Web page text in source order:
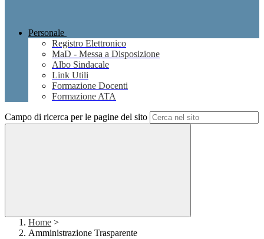
Personale
Registro Elettronico
MaD - Messa a Disposizione
Albo Sindacale
Link Utili
Formazione Docenti
Formazione ATA
Campo di ricerca per le pagine del sito
Home >
Amministrazione Trasparente